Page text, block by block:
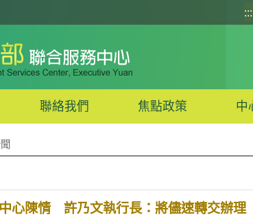
:::
聯絡我們 焦點政策 中
心陳情 許乃文執行長：將儘速轉交辦理